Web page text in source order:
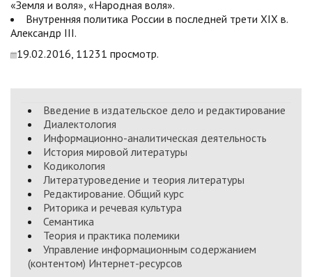
«Земля и воля», «Народная воля».
Внутренняя политика России в последней трети XIX в.
Александр III.
19.02.2016, 11231 просмотр.
Введение в издательское дело и редактирование
Диалектология
Информационно-аналитическая деятельность
История мировой литературы
Кодикология
Литературоведение и теория литературы
Редактирование. Общий курс
Риторика и речевая культура
Семантика
Теория и практика полемики
Управление информационным содержанием
(контентом) Интернет-ресурсов